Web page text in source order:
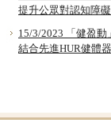
提升公眾對認知障
15/3/2023 「健盈動
結合先進HUR健體